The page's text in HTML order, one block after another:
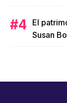
El
Susan